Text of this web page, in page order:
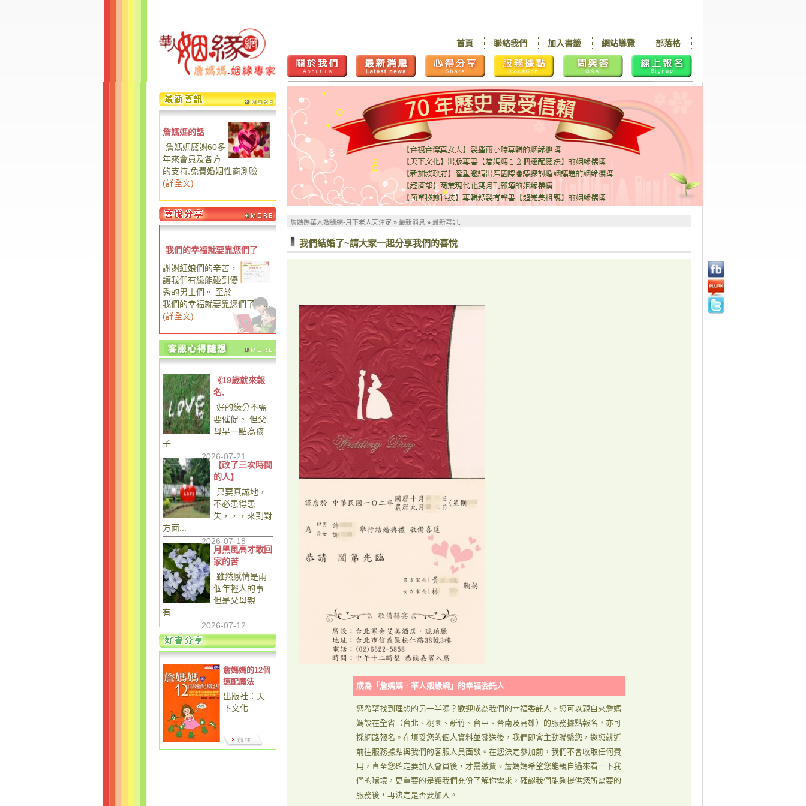
部落格
網站導覽
加入書籤
聯絡我們
首頁
詹媽媽的話
詹媽媽感謝60多
年來會員及各方
的支持,免費婚姻性商測驗
(詳全文)
我們的幸福就要靠您們了
謝謝紅娘們的辛苦，
讓我們有緣能碰到優
秀的男士們。 至於
我們的幸福就要靠您們了。...
(詳全文)
《19歲就來報
名,
好的緣分不需
要催促。 但父
母早一點為孩
子...
2026-07-21
【改了三次時間
的人】
只要真誠地，
不必患得患
失，，，來到對
方面...
2026-07-18
月黑風高才敢回
家的苦
雖然感情是兩
個年輕人的事
但是父母親
有...
2026-07-12
詹媽媽的12個
速配魔法
出版社：天
下文化
詹媽媽華人姻緣網-月下老人天注定 » 最新消息 » 最新喜訊.
我們結婚了~請大家一起分享我們的喜悅
成為「詹媽媽．華人姻緣網」的幸福委託人
您希望找到理想的另一半嗎？歡迎成為我們的幸福委託人。您可以親自來詹媽
媽設在全省（台北、桃園、新竹、台中、台南及高雄）的服務據點報名，亦可
採網路報名。在填妥您的個人資料並發送後，我們即會主動聯繫您，邀您就近
前往服務據點與我們的客服人員面談。在您決定參加前，我們不會收取任何費
用，直至您確定要加入會員後，才需繳費。詹媽媽希望您能親自過來看一下我
們的環境，更重要的是讓我們充份了解你需求，確認我們能夠提供您所需要的
服務後，再決定是否要加入。